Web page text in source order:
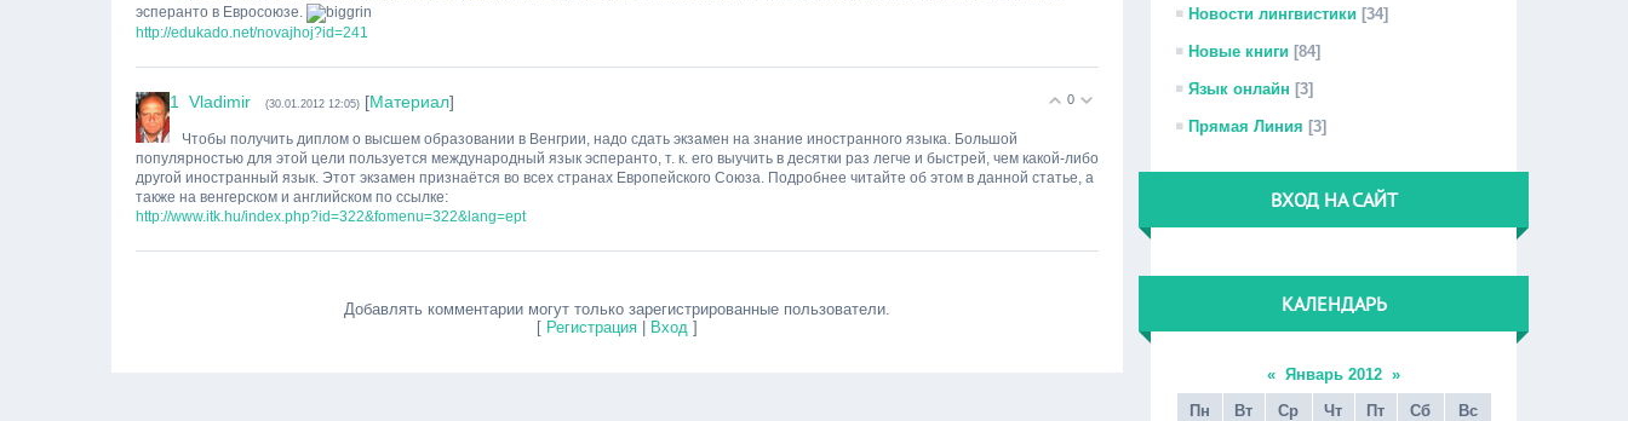
эсперанто в Евросоюзе.
http://edukado.net/novajhoj?id=241
0
1 Vladimir (30.01.2012 12:05) [Материал]
Чтобы получить диплом о высшем образовании в Венгрии, надо сдать экзамен на знание иностранного языка. Большой
популярностью для этой цели пользуется международный язык эсперанто, т. к. его выучить в десятки раз легче и быстрей, чем какой-либо
другой иностранный язык. Этот экзамен признаётся во всех странах Европейского Союза. Подробнее читайте об этом в данной статье, а
также на венгерском и английском по ссылке:
http://www.itk.hu/index.php?id=322&fomenu=322&lang=ept
Добавлять комментарии могут только зарегистрированные пользователи.
[ Регистрация Вход ]
Новости лингвистики [34]
Новые книги [84]
Язык онлайн [3]
Прямая Линия [3]
ВХОД НА САЙТ
КАЛЕНДАРЬ
« Январь 2012 »
Пн
Вт Ср Чт Пт Сб Вс